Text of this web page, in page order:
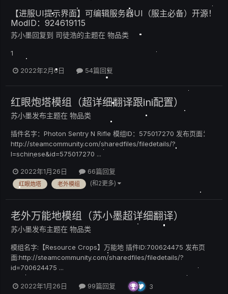
【进服UI提示界面】可编辑服务器UI（服主必备）开源！
ModID：924619115
苏小墨回复到 司徒浩的主题在 物品类
1
2022年2月6日 54篇回复
红眼炮塔模组（超详细翻译跟ini配置）
苏小墨发布主题在 物品类
插件名字：Photon Sentry N Rifle 模组ID：575017270 发布页面：
http://steamcommunity.com/sharedfiles/filedetails/?
l=schinese&id=575017270 ...
2022年1月26日 66篇回复
红眼炮塔 老外模组 (和2更多)
老外万能地模组（苏小墨超详细翻译）
苏小墨发布主题在 物品类
模组名字:【Resource Crops】万能地 插件ID:700624475 发布页
面:http://steamcommunity.com/sharedfiles/filedetails/?
id=700624475 ...
2022年1月26日 99篇回复 3